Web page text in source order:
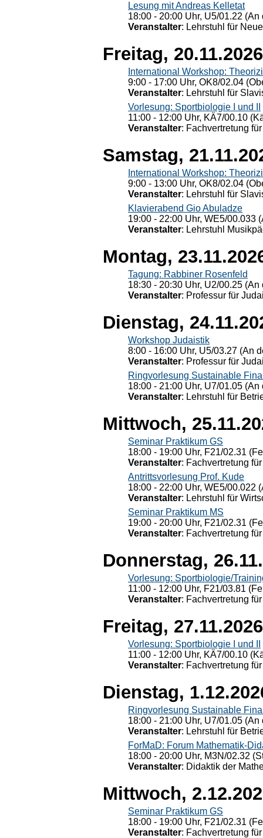
Lesung mit Andreas Kelletat
18:00 - 20:00 Uhr, U5/01.22
Veranstalter: Lehrstuhl für
Freitag, 20.11.2026
International Workshop:
9:00 - 17:00 Uhr, OK8/02.04
Veranstalter: Lehrstuhl für
Vorlesung: Sportbiologie I und II
11:00 - 12:00 Uhr, KÄ7/00.10
Veranstalter: Fachvertretung
Samstag,
International Workshop:
9:00 - 13:00 Uhr, OK8/02.04
Veranstalter: Lehrstuhl für
Klavierabend Gio Abuladze
19:00 - 22:00 Uhr, WE5/00.033
Veranstalter: Lehrstuhl
Montag,
Tagung: Rabbiner Rosenfeld
18:30 - 20:30 Uhr, U2/00.25
Veranstalter: Professur für
Dienstag,
Workshop Judaistik
8:00 - 16:00 Uhr, U5/03.27 (An
Veranstalter: Professur für
Ringvorlesung Sustainable
18:00 - 21:00 Uhr, U7/01.05
Veranstalter: Lehrstuhl für
Mittwoch,
Seminar Praktikum GS
18:00 - 19:00 Uhr, F21/02.31
Veranstalter: Fachvertretung
Antrittsvorlesung Prof. Kude
18:00 - 22:00 Uhr, WE5/00.022
Veranstalter: Lehrstuhl für
Seminar Praktikum MS
19:00 - 20:00 Uhr, F21/02.31
Veranstalter: Fachvertretung
Donnerstag,
Vorlesung: Sportbiologie/
11:00 - 12:00 Uhr, F21/03.81
Veranstalter: Fachvertretung
Freitag, 27.11.2026
Vorlesung: Sportbiologie I und II
11:00 - 12:00 Uhr, KÄ7/00.10
Veranstalter: Fachvertretung
Dienstag,
Ringvorlesung Sustainable
18:00 - 21:00 Uhr, U7/01.05
Veranstalter: Lehrstuhl für
ForMaD: Forum Mathematik-
18:00 - 20:00 Uhr, M3N/02.32
Veranstalter: Didaktik der
Mittwoch,
Seminar Praktikum GS
18:00 - 19:00 Uhr, F21/02.31
Veranstalter: Fachvertretung